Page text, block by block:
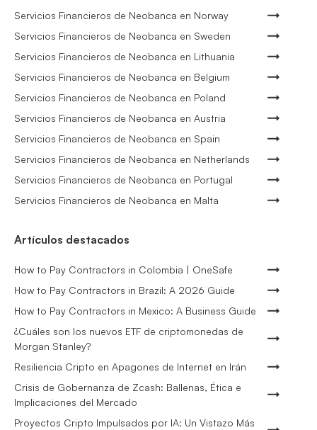
Servicios Financieros de Neobanca en Norway
Servicios Financieros de Neobanca en Sweden
Servicios Financieros de Neobanca en Lithuania
Servicios Financieros de Neobanca en Belgium
Servicios Financieros de Neobanca en Poland
Servicios Financieros de Neobanca en Austria
Servicios Financieros de Neobanca en Spain
Servicios Financieros de Neobanca en Netherlands
Servicios Financieros de Neobanca en Portugal
Servicios Financieros de Neobanca en Malta
Artículos destacados
How to Pay Contractors in Colombia | OneSafe
How to Pay Contractors in Brazil: A 2026 Guide
How to Pay Contractors in Mexico: A Business Guide
¿Cuáles son los nuevos ETF de criptomonedas de
Morgan Stanley?
Resiliencia Cripto en Apagones de Internet en Irán
Crisis de Gobernanza de Zcash: Ballenas, Ética e
Implicaciones del Mercado
Proyectos Cripto Impulsados por IA: Un Vistazo Más